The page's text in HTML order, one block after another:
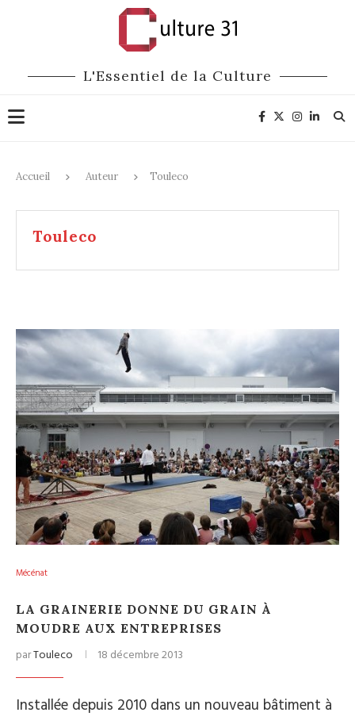
L'Essentiel de la Culture
Accueil Auteur Touleco
Touleco
Mécénat
LA GRAINERIE DONNE DU GRAIN À
MOUDRE AUX ENTREPRISES
parTouleco 18 décembre 2013
Installée depuis 2010 dans un nouveau bâtiment à